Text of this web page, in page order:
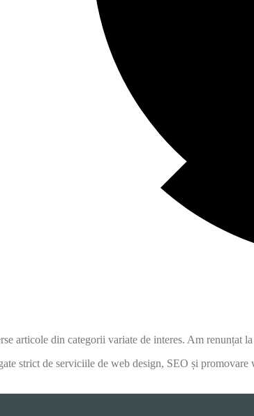
articole din categorii variate de interes. Am renunțat
strict de serviciile de web design, SEO și promovare